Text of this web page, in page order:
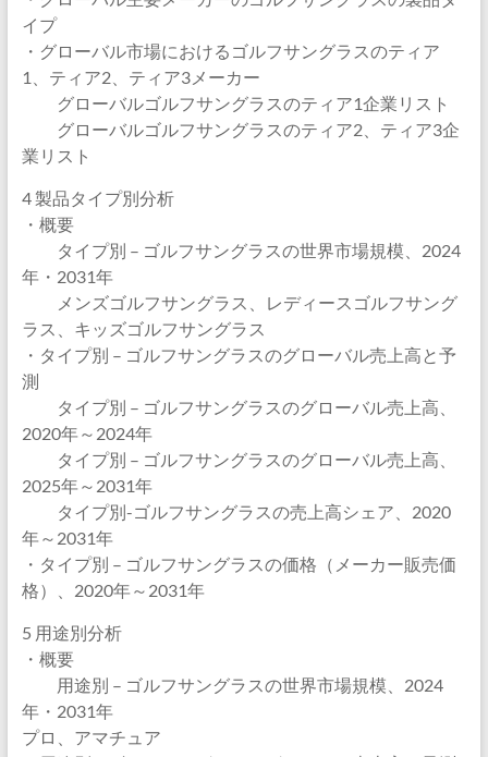
イプ
・グローバル市場におけるゴルフサングラスのティア
1、ティア2、ティア3メーカー
グローバルゴルフサングラスのティア1企業リスト
グローバルゴルフサングラスのティア2、ティア3企
業リスト
4 製品タイプ別分析
・概要
タイプ別 – ゴルフサングラスの世界市場規模、2024
年・2031年
メンズゴルフサングラス、レディースゴルフサング
ラス、キッズゴルフサングラス
・タイプ別 – ゴルフサングラスのグローバル売上高と予
測
タイプ別 – ゴルフサングラスのグローバル売上高、
2020年～2024年
タイプ別 – ゴルフサングラスのグローバル売上高、
2025年～2031年
タイプ別-ゴルフサングラスの売上高シェア、2020
年～2031年
・タイプ別 – ゴルフサングラスの価格（メーカー販売価
格）、2020年～2031年
5 用途別分析
・概要
用途別 – ゴルフサングラスの世界市場規模、2024
年・2031年
プロ、アマチュア